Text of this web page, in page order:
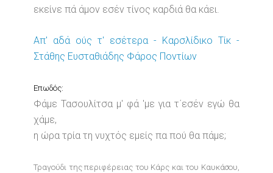
εκείνε πά άμον εσέν τίνος καρδιά θα κάει.
Απ' αδά ούς τ' εσέτερα - Καρσλίδικο Τίκ -
Στάθης Ευσταθιάδης Φάρος Ποντίων
Επωδός:
Φάμε Τασουλίτσα μ' φά 'με για τ΄εσέν εγώ θα
χάμε,
η ώρα τρία τη νυχτός εμείς πα πού θα πάμε;
Τραγούδι της περιφέρειας του Κάρς και του Καυκάσου,